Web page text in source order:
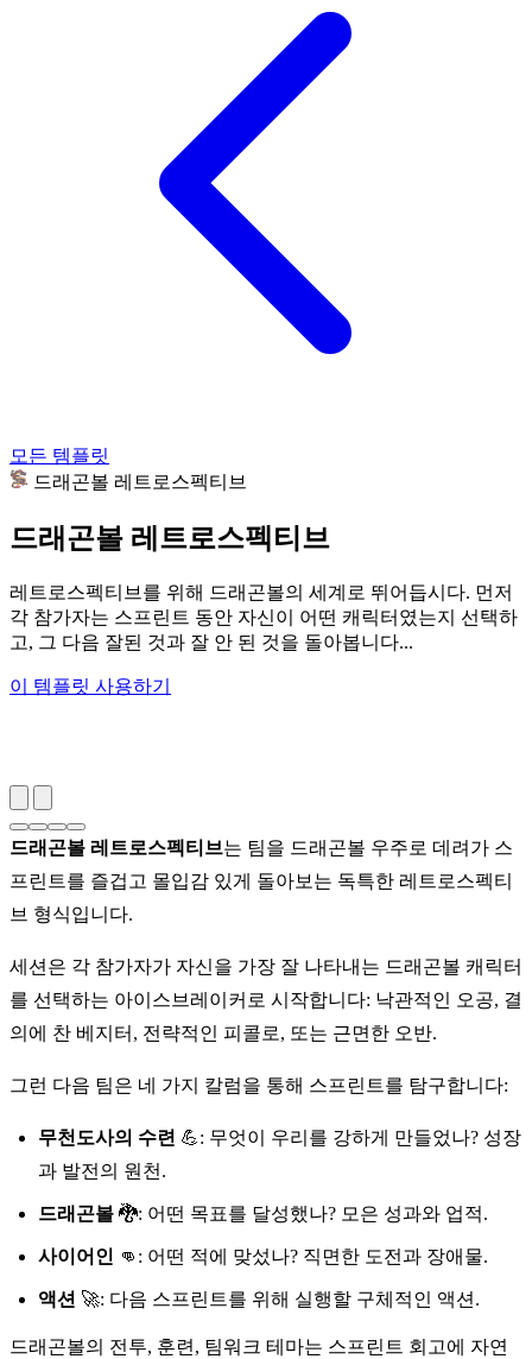
모든 템플릿
드래곤볼 레트로스펙티브
드래곤볼 레트로스펙티브
레트로스펙티브를 위해 드래곤볼의 세계로 뛰어듭시다. 먼저
각 참가자는 스프린트 동안 자신이 어떤 캐릭터였는지 선택하
고, 그 다음 잘된 것과 잘 안 된 것을 돌아봅니다...
이 템플릿 사용하기
드래곤볼 레트로스펙티브는 팀을 드래곤볼 우주로 데려가 스
프린트를 즐겁고 몰입감 있게 돌아보는 독특한 레트로스펙티
브 형식입니다.
세션은 각 참가자가 자신을 가장 잘 나타내는 드래곤볼 캐릭터
를 선택하는 아이스브레이커로 시작합니다: 낙관적인 오공, 결
의에 찬 베지터, 전략적인 피콜로, 또는 근면한 오반.
그런 다음 팀은 네 가지 칼럼을 통해 스프린트를 탐구합니다:
무천도사의 수련 💪: 무엇이 우리를 강하게 만들었나? 성장
과 발전의 원천.
드래곤볼 🐉: 어떤 목표를 달성했나? 모은 성과와 업적.
사이어인 👊: 어떤 적에 맞섰나? 직면한 도전과 장애물.
액션 🚀: 다음 스프린트를 위해 실행할 구체적인 액션.
드래곤볼의 전투, 훈련, 팀워크 테마는 스프린트 회고에 자연